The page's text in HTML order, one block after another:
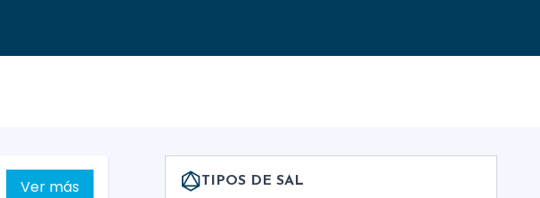
Ver más TIPOS DE SAL